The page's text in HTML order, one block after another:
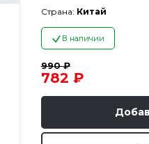
Страна: Китай
В наличии
990 ₽
782 ₽